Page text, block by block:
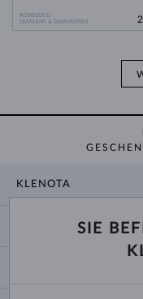
ROSÉGOLD
DIAMANT & DIAMANTEN
KLENOTA
ZAHLUNG UND VERSAND
SIE